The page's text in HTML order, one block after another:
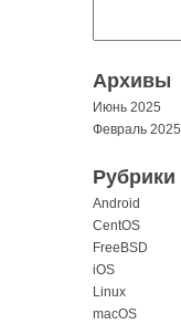
Архивы
Июнь 2025
Февраль 2025
Рубрики
Android
CentOS
FreeBSD
iOS
Linux
macOS